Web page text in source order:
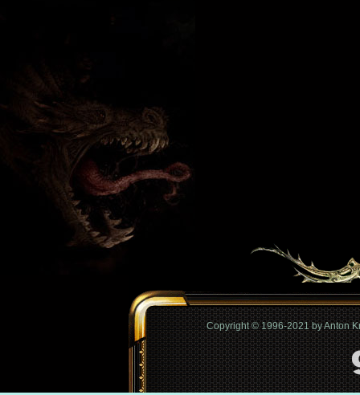
Copyright © 1996-2021 by Anton